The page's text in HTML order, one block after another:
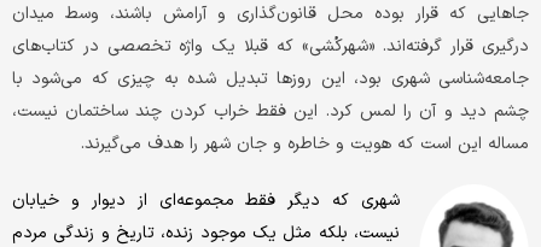
جاهایی که قرار بوده محل قانون‌گذاری و آرامش باشند، وسط میدان
درگیری قرار گرفته‌اند. «شهرکُشی» که قبلا یک واژه تخصصی در کتاب‌های
جامعه‌شناسی شهری بود، این روزها تبدیل شده به چیزی که می‌شود با
چشم دید و آن را لمس کرد. این فقط خراب کردن چند ساختمان نیست،
مساله این است که هویت و خاطره و جان شهر را هدف می‌گیرند.
شهری که دیگر فقط مجموعه‌ای از دیوار و خیابان
نیست، بلکه مثل یک موجود زنده، تاریخ و زندگی مردم